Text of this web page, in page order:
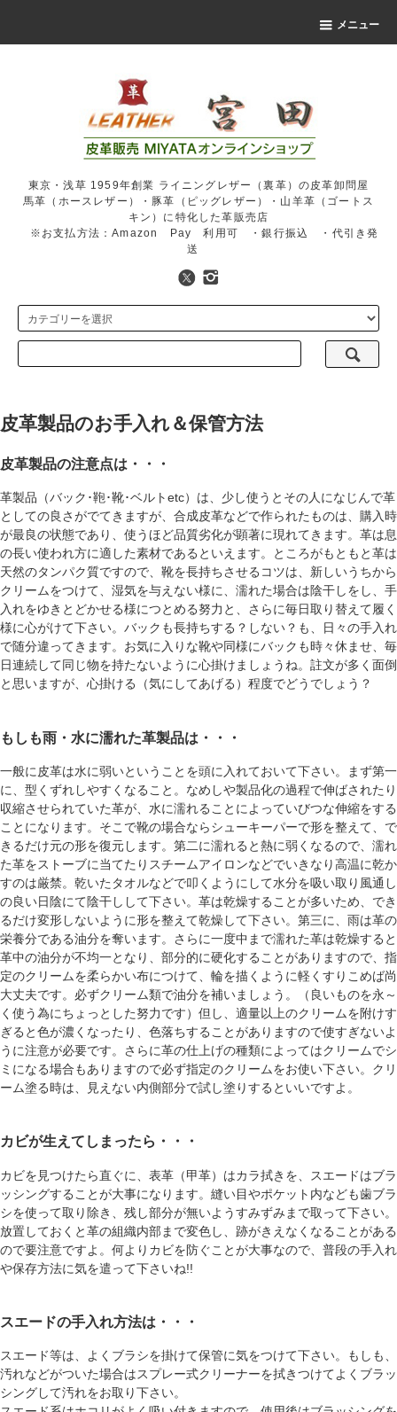
メニュー
東京・浅草 1959年創業 ライニングレザー（裏革）の皮革卸問屋
馬革（ホースレザー）・豚革（ピッグレザー）・山羊革（ゴートス
キン）に特化した革販売店
※お支払方法：Amazon Pay 利用可 ・銀行振込 ・代引き発
送
皮革製品のお手入れ＆保管方法
皮革製品の注意点は・・・
革製品（バック･鞄･靴･ベルトetc）は、少し使うとその人になじんで革
としての良さがでてきますが、合成皮革などで作られたものは、購入時
が最良の状態であり、使うほど品質劣化が顕著に現れてきます。革は息
の長い使われ方に適した素材であるといえます。ところがもともと革は
天然のタンパク質ですので、靴を長持ちさせるコツは、新しいうちから
クリームをつけて、湿気を与えない様に、濡れた場合は陰干しをし、手
入れをゆきとどかせる様につとめる努力と、さらに毎日取り替えて履く
様に心がけて下さい。バックも長持ちする？しない？も、日々の手入れ
で随分違ってきます。お気に入りな靴や同様にバックも時々休ませ、毎
日連続して同じ物を持たないように心掛けましょうね。註文が多く面倒
と思いますが、心掛ける（気にしてあげる）程度でどうでしょう？
もしも雨・水に濡れた革製品は・・・
一般に皮革は水に弱いということを頭に入れておいて下さい。まず第一
に、型くずれしやすくなること。なめしや製品化の過程で伸ばされたり
収縮させられていた革が、水に濡れることによっていびつな伸縮をする
ことになります。そこで靴の場合ならシューキーパーで形を整えて、で
きるだけ元の形を復元します。第二に濡れると熱に弱くなるので、濡れ
た革をストーブに当てたりスチームアイロンなどでいきなり高温に乾か
すのは厳禁。乾いたタオルなどで叩くようにして水分を吸い取り風通し
の良い日陰にて陰干しして下さい。革は乾燥することが多いため、でき
るだけ変形しないように形を整えて乾燥して下さい。第三に、雨は革の
栄養分である油分を奪います。さらに一度中まで濡れた革は乾燥すると
革中の油分が不均一となり、部分的に硬化することがありますので、指
定のクリームを柔らかい布につけて、輪を描くように軽くすりこめば尚
大丈夫です。必ずクリーム類で油分を補いましょう。（良いものを永～
く使う為にちょっとした努力です）但し、適量以上のクリームを附けす
ぎると色が濃くなったり、色落ちすることがありますので使すぎないよ
うに注意が必要です。さらに革の仕上げの種類によってはクリームでシ
ミになる場合もありますので必ず指定のクリームをお使い下さい。クリ
ーム塗る時は、見えない内側部分で試し塗りするといいですよ。
カビが生えてしまったら・・・
カビを見つけたら直ぐに、表革（甲革）はカラ拭きを、スエードはブラ
ッシングすることが大事になります。縫い目やポケット内なども歯ブラ
シを使って取り除き、残し部分が無いようすみずみまで取って下さい。
放置しておくと革の組織内部まで変色し、跡がきえなくなることがある
ので要注意ですよ。何よりカビを防ぐことが大事なので、普段の手入れ
や保存方法に気を遣って下さいね!!
スエードの手入れ方法は・・・
スエード等は、よくブラシを掛けて保管に気をつけて下さい。もしも、
汚れなどがついた場合はスプレー式クリーナーを拭きつけてよくブラッ
シングして汚れをお取り下さい。